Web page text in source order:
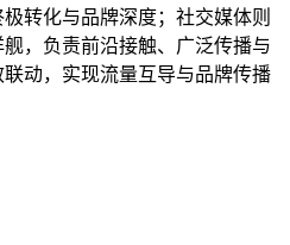
转化与品牌深度；社交媒体则
，负责前沿接触、广泛传播与
动，实现流量互导与品牌传播